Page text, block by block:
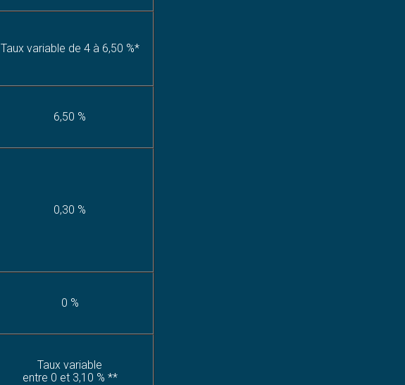
Taux variable de 4 à 6,50 %*
6,50 %
0,30 %
0 %
Taux variable
entre 0 et 3,10 % **